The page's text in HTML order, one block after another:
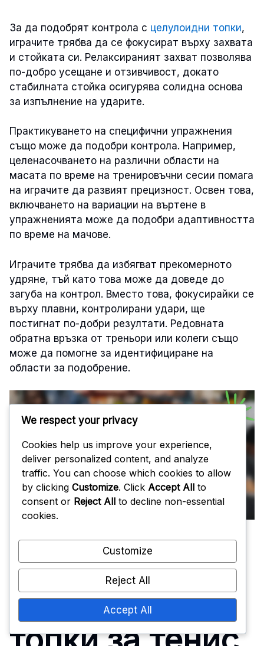
За да подобрят контрола с целулоидни топки,
играчите трябва да се фокусират върху захвата
и стойката си. Релаксираният захват позволява
по-добро усещане и отзивчивост, докато
стабилната стойка осигурява солидна основа
за изпълнение на ударите.
Практикуването на специфични упражнения
също може да подобри контрола. Например,
целенасочването на различни области на
масата по време на тренировъчни сесии помага
на играчите да развият прецизност. Освен това,
включването на вариации на въртене в
упражненията може да подобри адаптивността
по време на мачове.
Играчите трябва да избягват прекомерното
удряне, тъй като това може да доведе до
загуба на контрол. Вместо това, фокусирайки се
върху плавни, контролирани удари, ще
постигнат по-добри резултати. Редовната
обратна връзка от треньори или колеги също
може да помогне за идентифициране на
области за подобрение.
Кои
целулоидни
We respect your privacy
Cookies help us improve your experience,
deliver personalized content, and analyze
traffic. You can choose which cookies to allow
by clicking Customize. Click Accept All to
consent or Reject All to decline non-essential
cookies.
Customize
Reject All
Accept All